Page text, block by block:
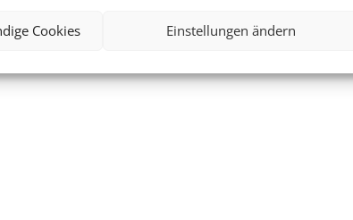
Cookies Einstellungen ändern